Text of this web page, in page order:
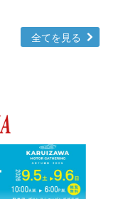
全てを見る